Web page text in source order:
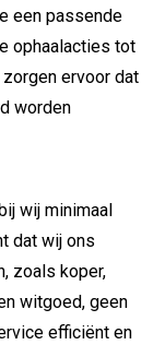
een passende
ophaalacties tot
ervoor dat
worden
wij minimaal
dat wij ons
zoals koper,
witgoed, geen
efficiënt en